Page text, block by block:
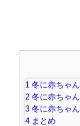
1 冬に赤ちゃ
2 冬に赤ちゃ
3冬に赤ちゃ
4まとめ